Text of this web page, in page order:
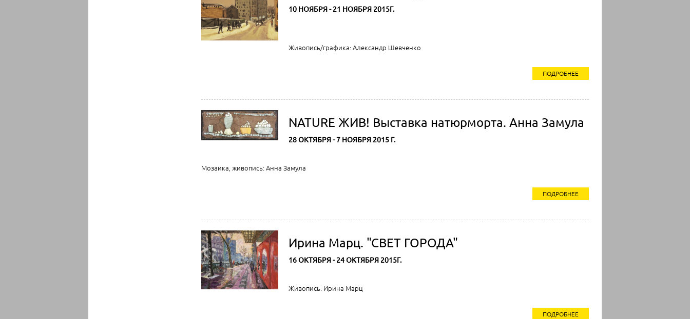
10 НОЯБРЯ - 21 НОЯБРЯ 2015Г.
Живопись/графика: Александр Шевченко
ПОДРОБНЕЕ
NATURE ЖИВ! Выставка натюрморта. Анна Замула
28 ОКТЯБРЯ - 7 НОЯБРЯ 2015 Г.
Мозаика, живопись: Анна Замула
ПОДРОБНЕЕ
Ирина Марц. "СВЕТ ГОРОДА"
16 ОКТЯБРЯ - 24 ОКТЯБРЯ 2015Г.
Живопись: Ирина Марц
ПОДРОБНЕЕ